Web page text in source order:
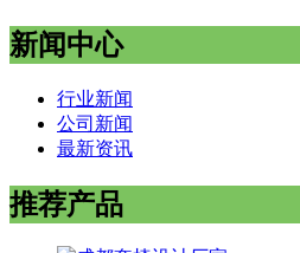
新闻中心
行业新闻
公司新闻
最新资讯
推荐产品